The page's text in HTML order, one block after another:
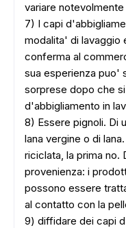
variare
7) I capi
modalita' di lavaggio
conferma al
sua esperienza puo'
sorprese dopo che
d'abbigliamento in
8) Essere pignoli. Di
lana vergine o di
riciclata, la prima no.
provenienza: i
possono essere
al contatto con la
9) diffidare dei capi